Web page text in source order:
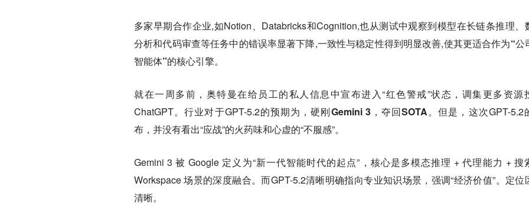
多家早期合作企业,如Notion、Databricks和Cognition,也从测试中观察到模型在长链条推理、
分析和代码审查等任务中的错误率显著下降,一致性与稳定性得到明显改善,使其更适合作为“公
智能体”的核心引擎。
就在一周多前，奥特曼在给员工的私人信息中宣布进入“红色警戒”状态，调集更多资源
ChatGPT。行业对于GPT-5.2的预期为，硬刚Gemini 3，夺回SOTA。但是，这次GPT-5.2
布，并没有看出“应战”的火药味和心虚的“不服感”。
Gemini 3 被 Google 定义为“新一代智能时代的起点”，核心是多模态推理 + 代理能力 + 搜
Workspace 场景的深度融合。而GPT-5.2清晰明确指向专业知识场景，强调“经济价值”。定位
清晰。